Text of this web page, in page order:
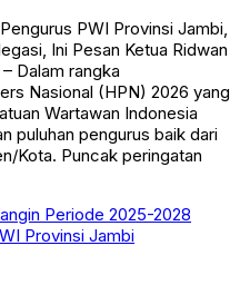
PWI Provinsi Jambi,
Ini Pesan Ketua Ridwan
Dalam rangka
Nasional (HPN) 2026 yang
Wartawan Indonesia
puluhan pengurus baik dari
Kota. Puncak peringatan